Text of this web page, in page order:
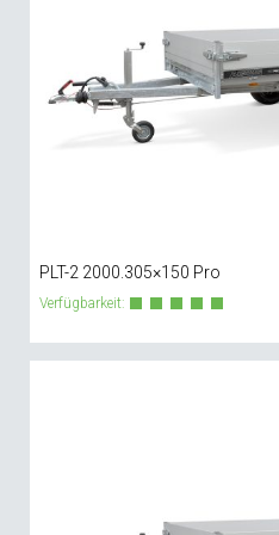
PLT-2 2000.305×150 Pro
Verfügbarkeit: